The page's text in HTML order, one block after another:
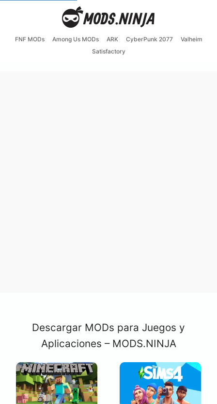
FNF MODs Among Us MODs ARK CyberPunk 2077
Valheim
Satisfactory
Descargar MODs para Juegos y
Aplicaciones – MODS.NINJA